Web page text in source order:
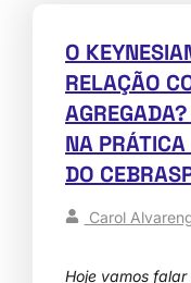
O
RELAÇÃO
NA
DO
Carol
Hoje vamos